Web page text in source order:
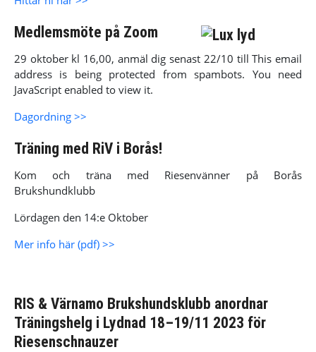
Medlemsmöte på Zoom
29 oktober kl 16,00, anmäl dig senast 22/10 tillThis email
address is being protected from spambots. You need
JavaScript enabled to view it.
Dagordning >>
Träning med RiV i Borås!
Kom och träna med Riesenvänner på Borås
Brukshundklubb
Lördagen den 14:e Oktober
Mer info här (pdf) >>
RIS & Värnamo Brukshundsklubb anordnar
Träningshelg i Lydnad 18–19/11 2023 för
Riesenschnauzer